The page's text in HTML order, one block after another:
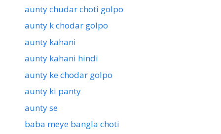
aunty chudar choti golpo
aunty k chodar golpo
aunty kahani
aunty kahani hindi
aunty ke chodar golpo
aunty ki panty
aunty se
baba meye bangla choti